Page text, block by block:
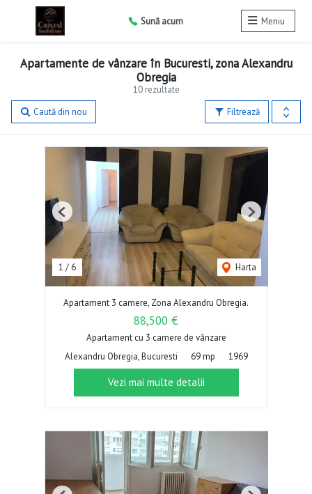
Sună acum Meniu
10 rezultate
Apartamente de vânzare în Bucuresti, zona Alexandru
Obregia
Filtrează
Caută din nou
1 / 6 Harta
Previous Next
Apartament 3 camere, Zona Alexandru Obregia.
88,500 €
Apartament cu 3 camere de vânzare
Alexandru Obregia, Bucuresti
69 mp 1969
Vezi mai multe detalii